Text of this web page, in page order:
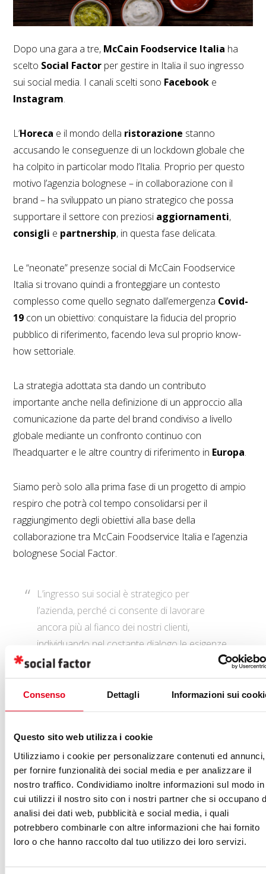
Consenso Dettagli Informazioni sui
Questo sito web utilizza i cookie
Utilizziamo i cookie per personalizzare contenuti ed annunci,
per fornire funzionalità dei social media e per analizzare il
nostro traffico. Condividiamo inoltre informazioni sul modo in
cui utilizzi il nostro sito con i nostri partner che si occupano
analisi dei dati web, pubblicità e social media, i quali
potrebbero combinarle con altre informazioni che hai fornito
loro o che hanno raccolto dal tuo utilizzo dei loro servizi.
Dopo una gara a tre, McCain Foodservice Italia ha
scelto Social Factor per gestire in Italia il suo ingresso
sui social media. I canali scelti sono Facebook e
Instagram.
L’Horeca e il mondo della ristorazione stanno
accusando le conseguenze di un lockdown globale che
ha colpito in particolar modo l’Italia. Proprio per questo
motivo l’agenzia bolognese – in collaborazione con il
brand – ha sviluppato un piano strategico che possa
supportare il settore con preziosi aggiornamenti,
consigli e partnership, in questa fase delicata.
Le “neonate” presenze social di McCain Foodservice
Italia si trovano quindi a fronteggiare un contesto
complesso come quello segnato dall’emergenza Covid-
19 con un obiettivo: conquistare la fiducia del proprio
pubblico di riferimento, facendo leva sul proprio know-
how settoriale.
La strategia adottata sta dando un contributo
importante anche nella definizione di un approccio alla
comunicazione da parte del brand condiviso a livello
globale mediante un confronto continuo con
l’headquarter e le altre country di riferimento in Europa.
Siamo però solo alla prima fase di un progetto di ampio
respiro che potrà col tempo consolidarsi per il
raggiungimento degli obiettivi alla base della
collaborazione tra McCain Foodservice Italia e l’agenzia
bolognese Social Factor.
L’ingresso sui social è strategico per
l’azienda, perché ci consente di lavorare
ancora più al fianco dei nostri clienti,
individuando nel costante dialogo le esigenze
e le opportunità di cui hanno bisogno giorno
McCain Foodservice Italia.
Quando il progetto è iniziato, nessuno si
aspettava la difficile situazione globale.
Tuttavia insieme a Social Factor siamo riusciti
a rimanere vicini ai ristoratori e al settore,
certi di poter tornare a lavorare tutti insieme